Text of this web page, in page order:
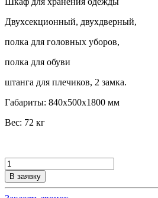
Двухсекционный, двухдверный,
полка для головных уборов,
полка для обуви
штанга для плечиков, 2 замка.
Габариты: 840х500х1800 мм
Вес: 72 кг
Количество
товара
Шкаф
лабораторный
В заявку